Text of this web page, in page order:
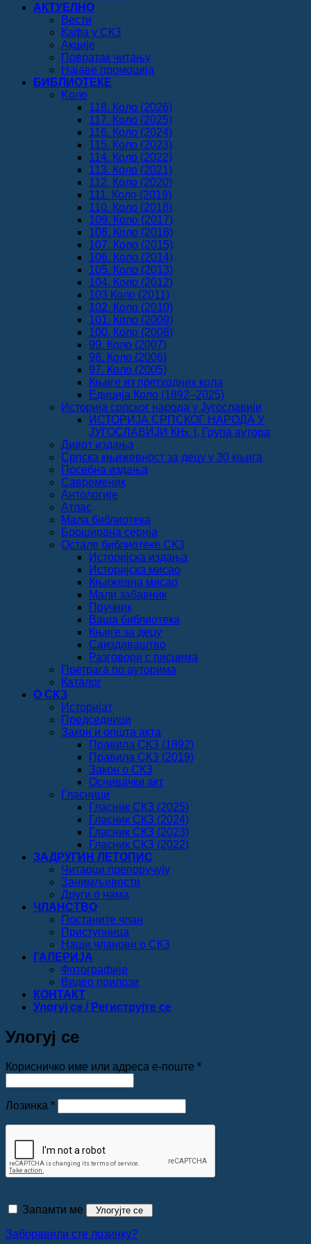
АКТУЕЛНО
Вести
Кафа у СКЗ
Акције
Повратак читању
Најаве промоција
БИБЛИОТЕКЕ
Koло
118. Коло (2026)
117. Коло (2025)
116. Коло (2024)
115. Коло (2023)
114. Коло (2022)
113. Коло (2021)
112. Коло (2020)
111. Коло (2019)
110. Коло (2018)
109. Коло (2017)
108. Коло (2016)
107. Коло (2015)
106. Коло (2014)
105. Коло (2013)
104. Коло (2012)
103 Коло (2011)
102. Коло (2010)
101. Коло (2009)
100. Коло (2008)
99. Коло (2007)
98. Коло (2006)
97. Коло (2005)
Књиге из претходних кола
Едиција Коло (1892‒2025)
Историја српског народа у Југославији
ИСТОРИЈА СРПСКОГ НАРОДА У
ЈУГОСЛАВИЈИ КЊ. I, Група аутора
Дивот издања
Српска књижевност за децу у 30 књига
Посебна издања
Савременик
Антологије
Атлас
Мала библиотека
Броширана серија
Остале библиотеке СКЗ
Историјска издања
Историјска мисао
Књижевна мисао
Мали забавник
Поучник
Ваша библиотека
Књиге за децу
Саиздаваштво
Разговори с писцима
Претрага по ауторима
Каталог
О СКЗ
Историјат
Председници
Закон и општа акта
Правила СКЗ (1892)
Правила СКЗ (2019)
Закон о СКЗ
Оснивачки акт
Гласници
Гласник СКЗ (2025)
Гласник СКЗ (2024)
Гласник СКЗ (2023)
Гласник СКЗ (2022)
ЗАДРУГИН ЛЕТОПИС
Читаоци препоручују
Занимљивости
Други о нама
ЧЛАНСТВО
Постаните члан
Приступница
Наши чланови о СКЗ
ГАЛЕРИЈА
Фотографије
Видео прилози
КОНТАКТ
Улогуј се / Региструјте се
Улогуј се
Корисничко име или адреса е-поште *Обавезно
Лозинка *Обавезно
Запамти ме Улогујте се
Заборавили сте лозинку?